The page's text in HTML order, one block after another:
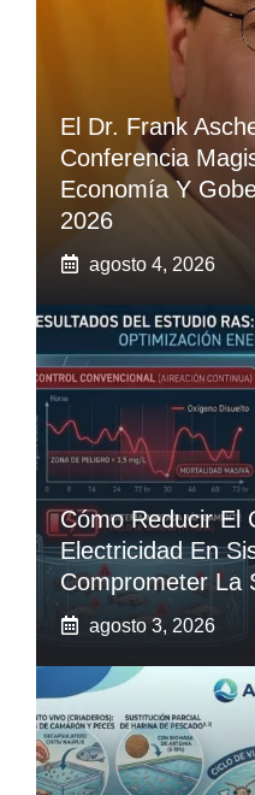
El Dr. Frank
Conferencia
Economía Y
2026
agosto 4, 2026
Cómo Reducir El
Electricidad En
Comprometer La
agosto 3, 2026